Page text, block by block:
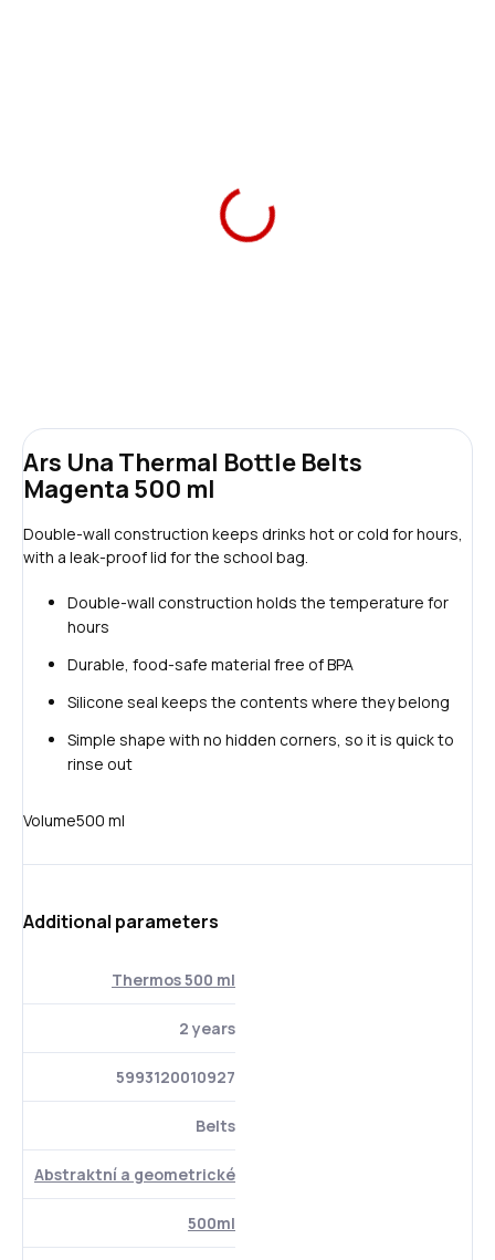
Ars Una Thermal Bottle
Ars Una Thermal Bottle Belts
Magenta 500 ml
Double-wall construction keeps drinks hot or cold for hours,
with a leak-proof lid for the school bag.
Double-wall construction holds the temperature for
hours
Durable, food-safe material free of BPA
Silicone seal keeps the contents where they belong
Simple shape with no hidden corners, so it is quick to
rinse out
Volume500 ml
Additional parameters
Thermos 500 ml
2 years
5993120010927
Belts
Abstraktní a geometrické
500ml